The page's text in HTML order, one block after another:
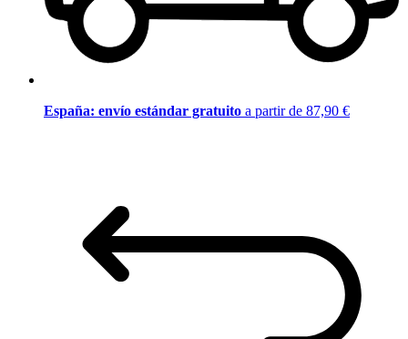
España: envío estándar gratuito a partir de 87,90 €